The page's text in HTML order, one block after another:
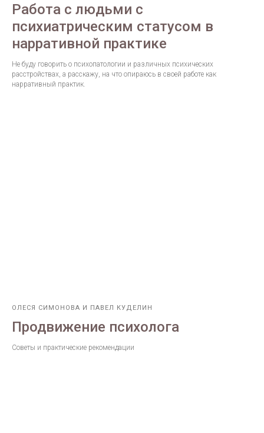
Работа с людьми с
психиатрическим статусом в
нарративной практике
Не буду говорить о психопатологии и различных психических
расстройствах, а расскажу, на что опираюсь в своей работе как
нарративный практик.
ОЛЕСЯ СИМОНОВА И ПАВЕЛ КУДЕЛИН
Продвижение психолога
Советы и практические рекомендации